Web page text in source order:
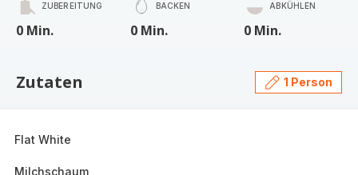
ZUBEREITUNG
0 Min.
BACKEN
0 Min.
ABKÜHLEN
0 Min.
Zutaten 1 Person
Flat White
Milchschaum